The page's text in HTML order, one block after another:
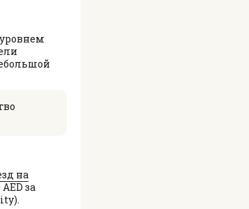
на
за